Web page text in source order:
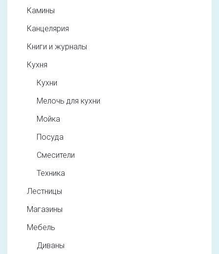
Камины
Канцелярия
Книги и журналы
Кухня
Кухни
Мелочь для кухни
Мойка
Посуда
Смесители
Техника
Лестницы
Магазины
Мебель
Диваны